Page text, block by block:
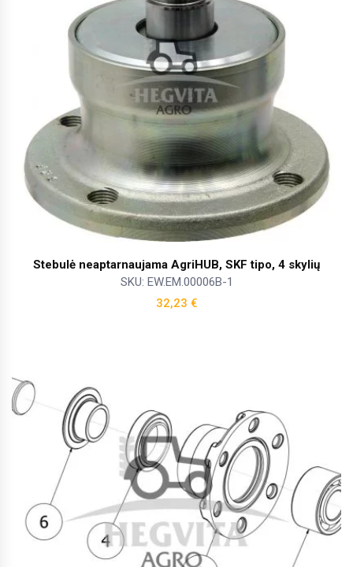
Stebulė neaptarnaujama AgriHUB, SKF tipo, 4 skylių
SKU: EW.EM.00006B-1
32,23 €